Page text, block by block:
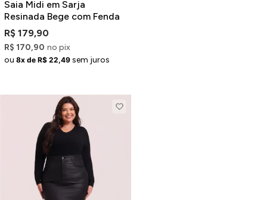
Saia Midi em Sarja
Resinada Bege com Fenda
R$ 179,90
R$ 170,90 no pix
ou 8x de R$ 22,49 sem juros